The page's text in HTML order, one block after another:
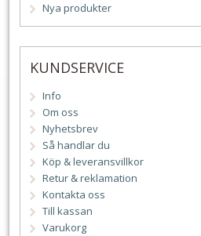
Nya produkter
KUNDSERVICE
Info
Om oss
Nyhetsbrev
Så handlar du
Köp & leveransvillkor
Retur & reklamation
Kontakta oss
Till kassan
Varukorg